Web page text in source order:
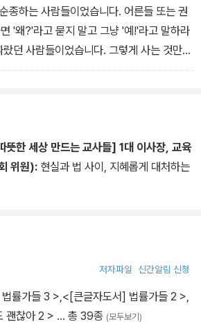
종하는 사람들이었습니다. 어른들 또는 권
'왜?'라고 묻지 말고 그냥 '예!'라고 말하라
던 사람들이었습니다. 그렇게 사는 것만이
고 '원만하게' 살아가는 길이라 생각했던
는 사람이라야 진짜 시민이 될 수 있습니다.
손을 대는 성희롱 지도교수에게 앞뒤 볼
!'라고 소리 지를 수 있는 사람만이 자유를
시민을 길러내는 교육이 진정한 교육입니
누가 괴물에게 봉사하나- 중에서-105쪽
한 세상 만드는 교사들] 1대 이사장, 교육
위원): 현실과 법 사이, 지혜롭게 대처하는
저자파일 신간알림 신청
률가들 3 >,<[큰글자도서] 법률가들 2 >,
괜찮아 2 > … 총 39종 (모두보기)